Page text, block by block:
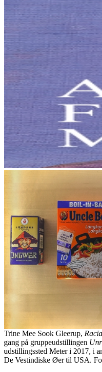
Trine Mee Sook Gleerup,
gang på gruppeudstillingen
udstillingssted Meter i 2017, i
De Vestindiske Øer til USA.